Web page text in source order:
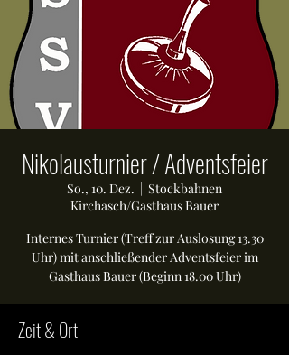
Nikolausturnier / Adventsfeier
So., 10. Dez.
  |
Stockbahnen
Kirchasch/Gasthaus Bauer
Internes Turnier (Treff zur Auslosung 13.30
Uhr) mit anschließender Adventsfeier im
Gasthaus Bauer (Beginn 18.00 Uhr)
Zeit & Ort